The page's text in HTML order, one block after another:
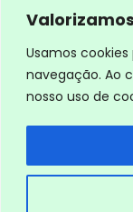
Usamos
navegação. Ao
nosso uso de